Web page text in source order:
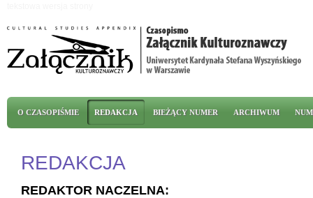
Menu główne
O CZASOPIŚMIE REDAKCJA BIEŻĄCY NUMER ARCHIWUM
REDAKCJA
REDAKTOR NACZELNA: